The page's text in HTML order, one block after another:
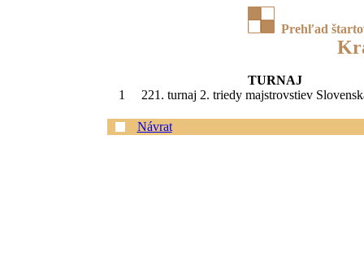
Prehľad
TURNAJ
1
221. turnaj 2. triedy majstrovstiev
Návrat